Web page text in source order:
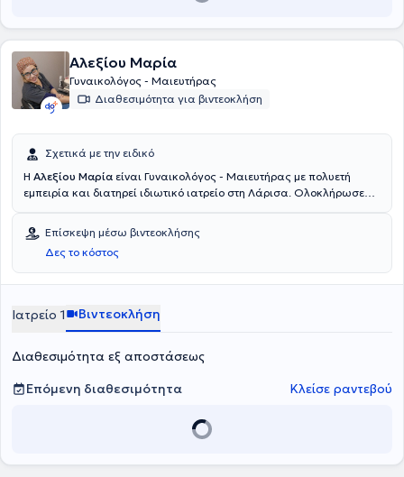
Αλεξίου Μαρία
Γυναικολόγος - Μαιευτήρας
Διαθεσιμότητα για βιντεοκλήση
Σχετικά με την ειδικό
Η Αλεξίου Μαρία είναι Γυναικολόγος - Μαιευτήρας με πολυετή
εμπειρία και διατηρεί ιδιωτικό ιατρείο στη Λάρισα. Ολοκλήρωσε
Κρήτης. Έχει διατελέσει Επιμελήτρια στο Γενικό Νοσοκομείο
Λάρισας και είναι εθελόντρια στον Ερυθρό Σταυρό και στο
Χαμόγελο του παιδιού. Έχει πραγματοποιήσει πολλές ομιλίες και
εξειδικεύεται στην κολποσκόπηση, HPV παθήσεις, διερεύνηση
περιόδου στην εφηβεία. Η φράση που συνοψίζει την δουλειά της
είναι : "H επιστήμη αρωγός στην υγεία της γυναίκας".
Επίσκεψη μέσω βιντεοκλήσης
Δες το κόστος
Ιατρείο 1 Βιντεοκλήση
Διαθεσιμότητα εξ αποστάσεως
Επόμενη διαθεσιμότητα
Κλείσε ραντεβού